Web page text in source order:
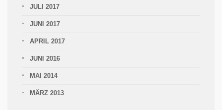
JULI 2017
JUNI 2017
APRIL 2017
JUNI 2016
MAI 2014
MÄRZ 2013